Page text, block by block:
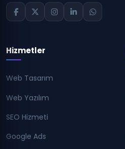
Hizmetler
Web Tasarım
Web Yazılım
SEO Hizmeti
Google Ads